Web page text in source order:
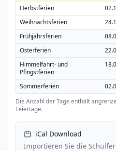
Herbstferien
Weihnachtsferien
Frühjahrsferien
Osterferien
Himmelfahrt- und
Pfingstferien
Sommerferien
Die Anzahl der Tage enthält
Feiertage.
iCal Download
Importieren Sie die